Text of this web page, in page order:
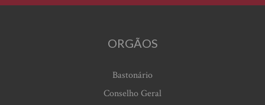
ORGÃOS
Bastonário
Conselho Geral